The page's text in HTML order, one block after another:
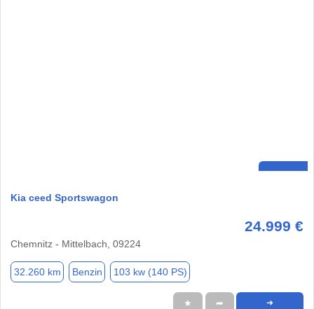
Kia ceed Sportswagon
24.999 €
Chemnitz - Mittelbach, 09224
32.260 km Benzin 103 kw (140 PS)
★ ➦ ➜